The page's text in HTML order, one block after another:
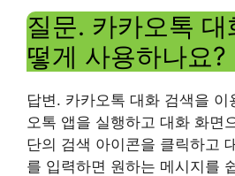
질문. 카카오톡 대
떻게 사용하나요?
답변. 카카오톡 대화 검색을
오톡 앱을 실행하고 대화 화면
단의 검색 아이콘을 클릭하고
를 입력하면 원하는 메시지를